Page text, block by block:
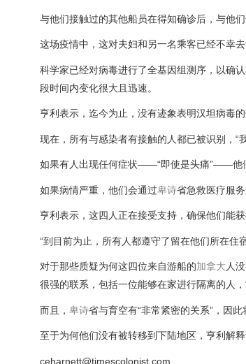
与他们接触过的其他船员在得知确诊后，与他们
这场疫情中，这对夫妇和另一名乘客已经不幸去
科学家已经对病毒进行了全基因组测序，以确
段时间内变化很大且迅速。
亨利表示，迄今为止，没有迹象表明汉坦病毒的
现在，所有与感染者有接触的人都已被识别，“
如果有人出现任何症状——“即使是头痛”——他
如果病情严重，他们会通过卑诗省急救医疗服
亨利表示，这四人正在接受支持，确保他们能
“到目前为止，所有人都遵守了留在他们所在住
对于那些质疑为何这四位来自游船的加拿大人
很强的联系，包括一位能够在家进行隔离的人
而且， 卑诗省与育空有“非常紧密的关系”，因
至于为何他们没有被转移到下陆地区，亨利解
ceharnett@timescolonist.com